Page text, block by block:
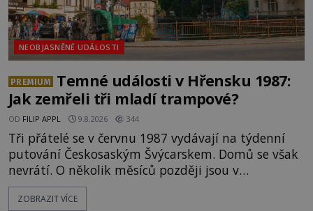
NEOBJASNĚNÉ UDÁLOSTI
PREMIUM
Temné události v Hřensku 1987:
Jak zemřeli tři mladí trampové?
OD FILIP APPL 9.8.2026 344
Tři přátelé se v červnu 1987 vydávají na týdenní
putování Českosaským Švýcarskem. Domů se však
nevrátí. O několik měsíců později jsou v
nepřístupných skalách u Hřenska nalezeny jejich
kostry – a s nimi stopy, které se jen obtížně slučují
ZOBRAZIT VÍCE